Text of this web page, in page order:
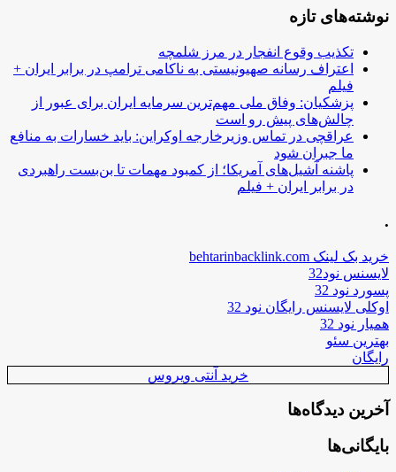
نوشته‌های تازه
تکذیب وقوع انفجار در مرز شلمچه
اعتراف رسانه صهیونیستی به ناکامی ترامپ در برابر ایران +
فیلم
پزشکیان: وفاق ملی مهم‌ترین سرمایه ایران برای عبور از
چالش‌های پیش رو است
عراقچی در تماس وزیرخارجه اوکراین: باید خسارات به منافع
ما جبران شود
پاشنه آشیل‌های آمریکا؛ از کمبود مهمات تا بن‌بست راهبردی
در برابر ایران + فیلم
.
خرید بک لینک behtarinbacklink.com
لایسنس نود32
پسورد نود 32
اوکلی لایسنس رایگان نود 32
همیار نود 32
بهترین سئو
رایگان
خرید آنتی ویروس
آخرین دیدگاه‌ها
بایگانی‌ها